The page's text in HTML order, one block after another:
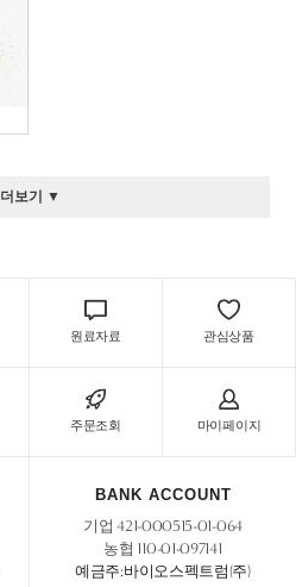
더보기 ▼
원료자료 관심상품
주문조회 마이페이지
BANK ACCOUNT
기업 421-000515-01-064
농협 110-01-097141
예금주:바이오스펙트럼(주)